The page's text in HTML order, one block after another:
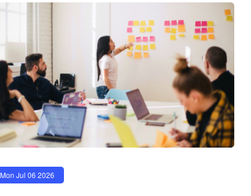
Mon Jul 06 2026